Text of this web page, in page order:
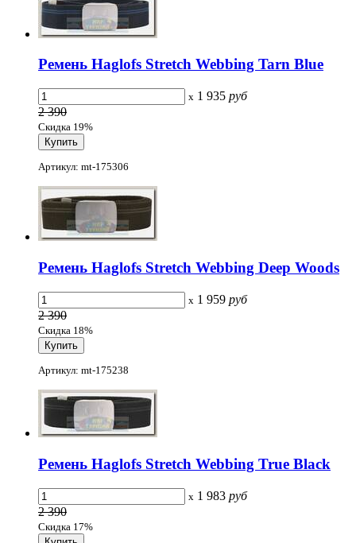
Ремень Haglofs Stretch Webbing Tarn Blue
x 1 935 руб
2 390
Скидка 19%
Артикул: mt-175306
Ремень Haglofs Stretch Webbing Deep Woods
x 1 959 руб
2 390
Скидка 18%
Артикул: mt-175238
Ремень Haglofs Stretch Webbing True Black
x 1 983 руб
2 390
Скидка 17%